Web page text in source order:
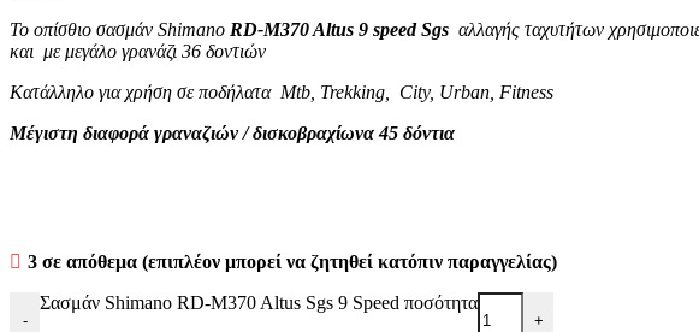
Το οπίσθιο σασμάν Shimano RD-M370 Altus 9 speed Sgs αλλαγής ταχυτήτων
και με μεγάλο γρανάζι 36 δοντιών
Κατάλληλο για χρήση σε ποδήλατα Mtb, Trekking, City, Urban, Fitness
Μέγιστη διαφορά γραναζιών / δισκοβραχίωνα 45 δόντια
3 σε απόθεμα (επιπλέον μπορεί να ζητηθεί κατόπιν παραγγελίας)
-
Σασμάν Shimano RD-M370 Altus Sgs 9 Speed ποσότητα
+